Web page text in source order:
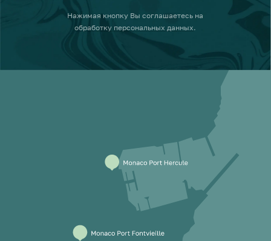
Нажимая кнопку Вы соглашаетесь на
обработку персональных данных.